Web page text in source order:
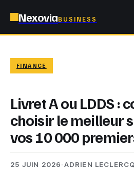
NexoviaBUSINESS
FINANCE
Livret A ou LDDS :
choisir le meilleur
vos 10 000
25 JUIN 2026·ADRIEN